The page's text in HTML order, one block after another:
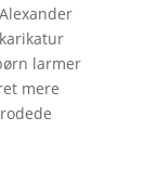
larmer
mere